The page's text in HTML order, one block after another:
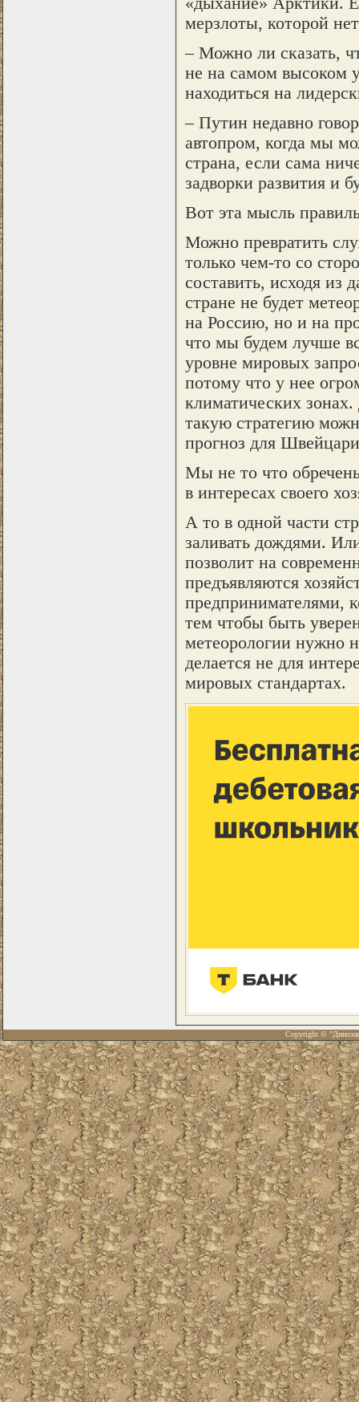
мерзлоты, которой
– Можно ли сказать,
не на самом высоком
находиться на
– Путин недавно
автопром, когда мы
страна, если сама
задворки развития и
Вот эта мысль
Можно превратить
только чем-то со
составить, исходя из
стране не будет
на Россию, но и на
что мы будем лучше
уровне мировых
потому что у нее
климатических
такую стратегию
прогноз для
Мы не то что
в интересах своего
А то в одной части
заливать дождями.
позволит на
предъявляются
предпринимателями,
тем чтобы быть
метеорологии нужно
делается не для
мировых стандартах.
Copyright ©